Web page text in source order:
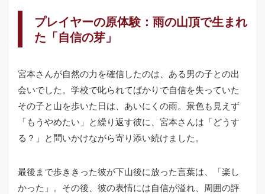
プレイヤーの原体験：雨の山頂で生まれ
た「自信の芽」
宮本さんが自然の力を確信したのは、ある男の子との出
会いでした。学校で叱られてばかりで自信を失っていた
その子と山を歩いた日は、あいにくの雨。景色も見えず
「もうやめたい」と繰り返す彼に、宮本さんは「どうす
る？」と問いかけながら寄り添い続けました。
最後まで歩ききった彼が下山後に放った言葉は、「楽し
かった」。その後、彼の表情には自信が溢れ、周囲の評